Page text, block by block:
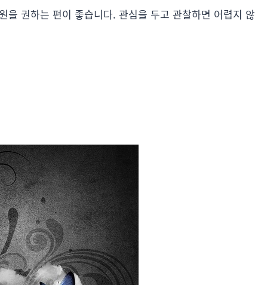
을 권하는 편이 좋습니다. 관심을 두고 관찰하면 어렵지 않